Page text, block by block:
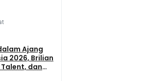
Ajang
2026, Brilian
dan